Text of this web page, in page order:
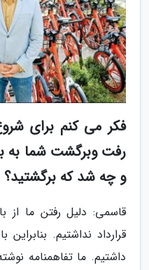
فکر می کنم برای
رفت وبرگشت شما به
و چه شد که برگشتید؟
قاسمی: دلیل رفتن ما از
قرارداد نداشتیم.
داشتیم. ما تفاهمنامه